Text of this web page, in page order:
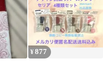
¥877